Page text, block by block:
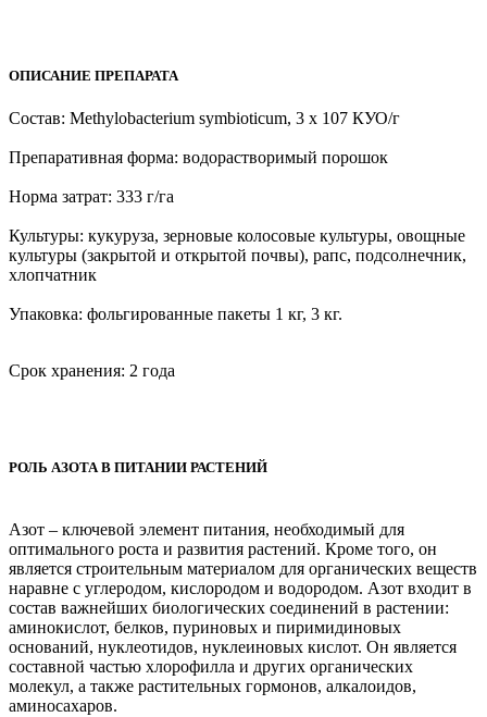
ОПИСАНИЕ ПРЕПАРАТА
Состав: Methylobacterium symbioticum, 3 x 107 КУО/г
Препаративная форма: водорастворимый порошок
Норма затрат: 333 г/га
Культуры: кукуруза, зерновые колосовые культуры, овощные
культуры (закрытой и открытой почвы), рапс, подсолнечник,
хлопчатник
Упаковка: фольгированные пакеты 1 кг, 3 кг.
Срок хранения: 2 года
РОЛЬ АЗОТА В ПИТАНИИ РАСТЕНИЙ
Азот – ключевой элемент питания, необходимый для
оптимального роста и развития растений. Кроме того, он
является строительным материалом для органических веществ
наравне с углеродом, кислородом и водородом. Азот входит в
состав важнейших биологических соединений в растении:
аминокислот, белков, пуриновых и пиримидиновых
оснований, нуклеотидов, нуклеиновых кислот. Он является
составной частью хлорофилла и других органических
молекул, а также растительных гормонов, алкалоидов,
аминосахаров.